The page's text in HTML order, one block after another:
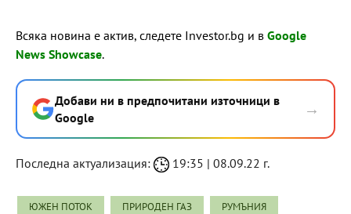
Всяка новина е актив, следете Investor.bg и в Google
News Showcase.
Добави ни в предпочитани източници в
Google
→
Последна актуализация: 19:35 | 08.09.22 г.
ЮЖЕН ПОТОК ПРИРОДЕН ГАЗ РУМЪНИЯ